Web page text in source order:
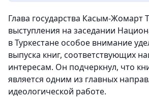
Глава государства Касым-Жомарт
выступления на заседании
в Туркестане особое внимание
выпуска книг, соответствующих
интересам. Он подчеркнул, что
является одним из главных
идеологической работе.